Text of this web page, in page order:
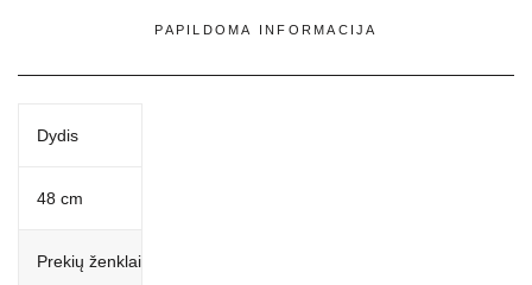
PAPILDOMA INFORMACIJA
Dydis
48 cm
Prekių ženklai